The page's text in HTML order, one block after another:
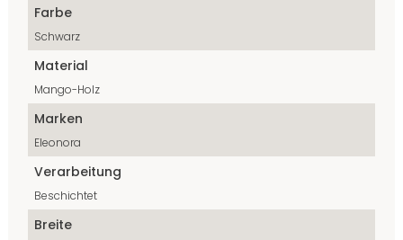
Farbe
Schwarz
Material
Mango-Holz
Marken
Eleonora
Verarbeitung
Beschichtet
Breite